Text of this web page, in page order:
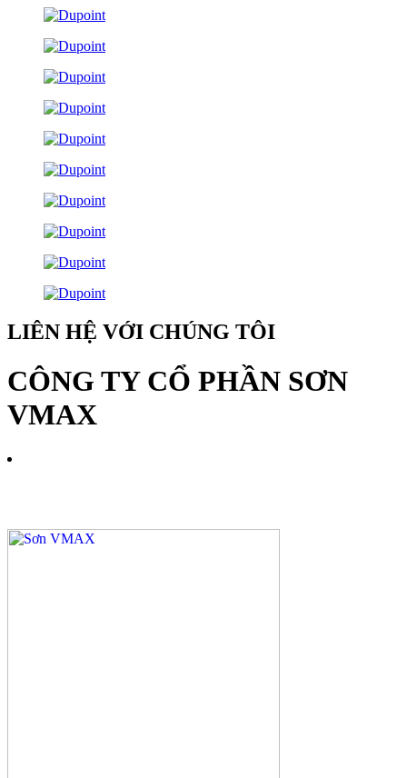
LIÊN HỆ VỚI CHÚNG TÔI
CÔNG TY CỔ PHẦN SƠN
VMAX